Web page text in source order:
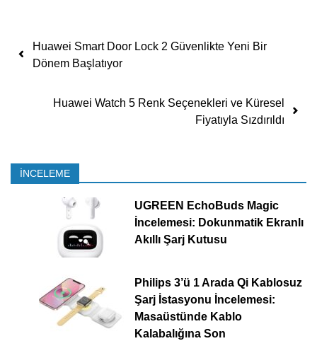
Yazı dolaşımı
Huawei Smart Door Lock 2 Güvenlikte Yeni Bir
Dönem Başlatıyor
Huawei Watch 5 Renk Seçenekleri ve Küresel
Fiyatıyla Sızdırıldı
İNCELEME
UGREEN EchoBuds Magic
İncelemesi: Dokunmatik Ekranlı
Akıllı Şarj Kutusu
Philips 3’ü 1 Arada Qi Kablosuz
Şarj İstasyonu İncelemesi:
Masaüstünde Kablo
Kalabalığına Son